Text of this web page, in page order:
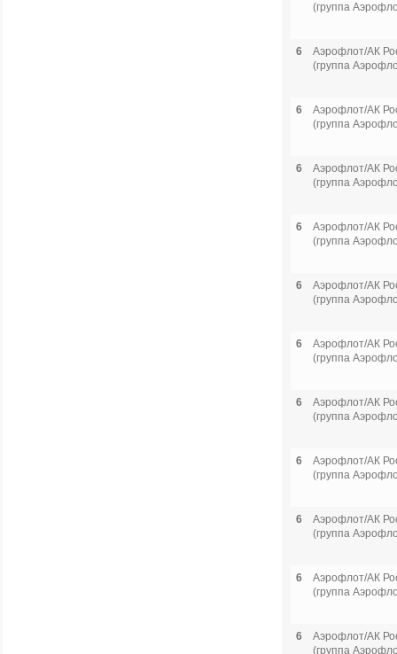
(группа
6
Аэрофлот/АК
(группа
6
Аэрофлот/АК
(группа
6
Аэрофлот/АК
(группа
6
Аэрофлот/АК
(группа
6
Аэрофлот/АК
(группа
6
Аэрофлот/АК
(группа
6
Аэрофлот/АК
(группа
6
Аэрофлот/АК
(группа
6
Аэрофлот/АК
(группа
6
Аэрофлот/АК
(группа
6
Аэрофлот/АК
(группа